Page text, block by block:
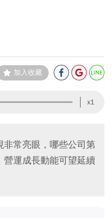
加入收藏
x1
常亮眼，哪些公司第
運成長動能可望延續